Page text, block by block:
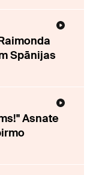
Spānijas
Asnate